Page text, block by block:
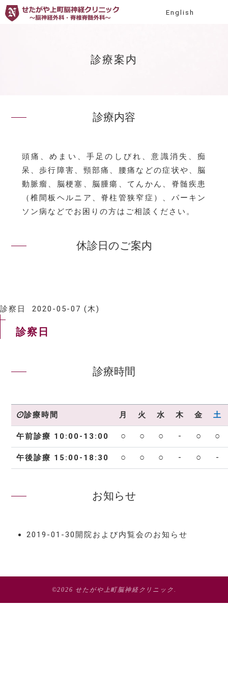
English
診療案内
診療内容
頭痛、めまい、手足のしびれ、意識消失、痴
呆、歩行障害、頸部痛、腰痛などの症状や、脳
動脈瘤、脳梗塞、脳腫瘍、てんかん、脊髄疾患
（椎間板ヘルニア、脊柱管狭窄症）、パーキン
ソン病などでお困りの方はご相談ください。
休診日のご案内
診察日 2020-05-07 (木)
診察日
診療時間
診療時間 月 火 水 木 金 土
午前診療 10:00-13:00 ○ ○ ○ - ○ ○
午後診療 15:00-18:30 ○ ○ ○ - ○ -
お知らせ
2019-01-30 開院および内覧会のお知らせ
©2026 せたがや上町脳神経クリニック.